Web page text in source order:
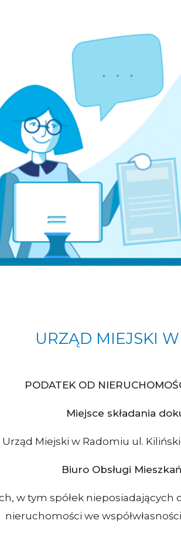
URZĄD MIEJSKI
PODATEK OD
Miejsce składania
Urząd Miejski w Radomiu ul.
Biuro Obsługi
w tym spółek
nieruchomości we